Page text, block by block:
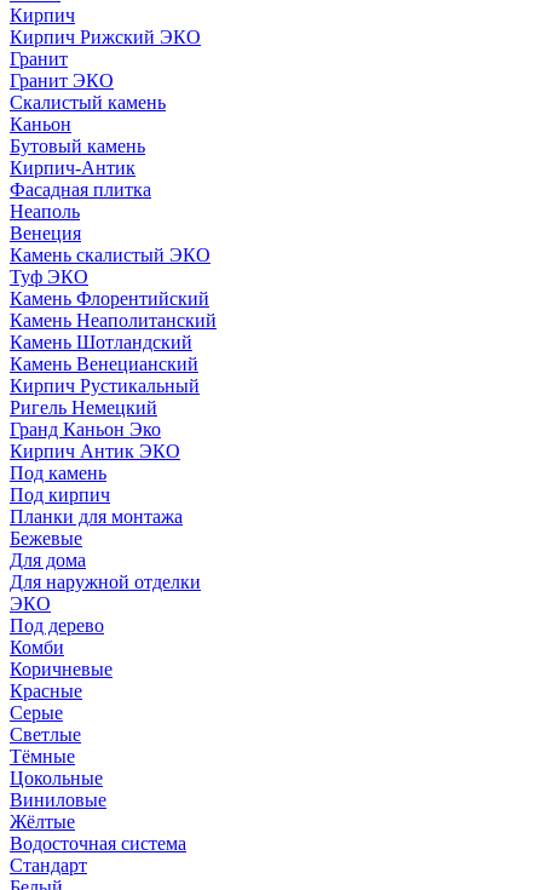
Кирпич
Кирпич Рижский ЭКО
Гранит
Гранит ЭКО
Скалистый камень
Каньон
Бутовый камень
Кирпич-Антик
Фасадная плитка
Неаполь
Венеция
Камень скалистый ЭКО
Туф ЭКО
Камень Флорентийский
Камень Неаполитанский
Камень Шотландский
Камень Венецианский
Кирпич Рустикальный
Ригель Немецкий
Гранд Каньон Эко
Кирпич Антик ЭКО
Под камень
Под кирпич
Планки для монтажа
Бежевые
Для дома
Для наружной отделки
ЭКO
Под дерево
Комби
Коричневые
Красные
Серые
Светлые
Тёмные
Цокольные
Виниловые
Жёлтые
Водосточная система
Стандарт